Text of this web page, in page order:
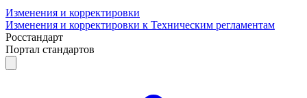
Изменения и корректировки
Изменения и корректировки к Техническим регламентам
Росстандарт
Портал стандартов